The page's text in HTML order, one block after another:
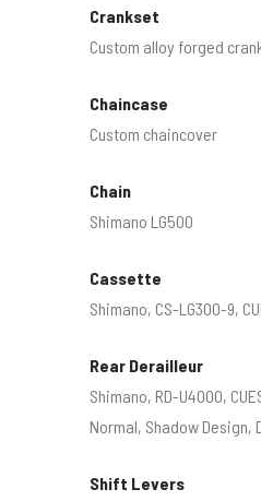
Crankset
Custom alloy forged
Chaincase
Custom chaincover
Chain
Shimano LG500
Cassette
Shimano, CS-LG300-9,
Rear Derailleur
Shimano, RD-U4000,
Normal, Shadow Design,
Shift Levers